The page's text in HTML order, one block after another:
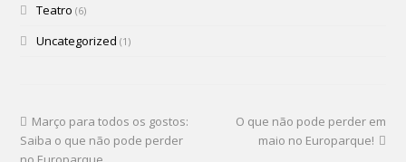
Teatro (6)
Uncategorized (1)
Março para todos os gostos:
Saiba o que não pode perder
O que não pode perder em
maio no Europarque!